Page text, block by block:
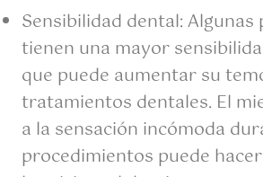
Sensibilidad dental: Algunas
tienen una mayor
que puede aumentar su
tratamientos dentales. El
a la sensación incómoda
procedimientos puede